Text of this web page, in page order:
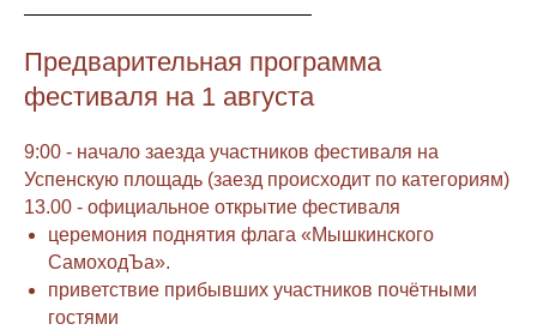
Предварительная программа
фестиваля на 1 августа
9:00 - начало заезда участников фестиваля на
Успенскую площадь (заезд происходит по категориям)
13.00 - официальное открытие фестиваля
церемония поднятия флага «Мышкинского
СамоходЪа».
приветствие прибывших участников почётными
гостями